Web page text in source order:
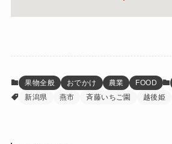
果物全般 おでかけ 農業 FOOD
新潟県
燕市 斉藤いちご園 越後姫